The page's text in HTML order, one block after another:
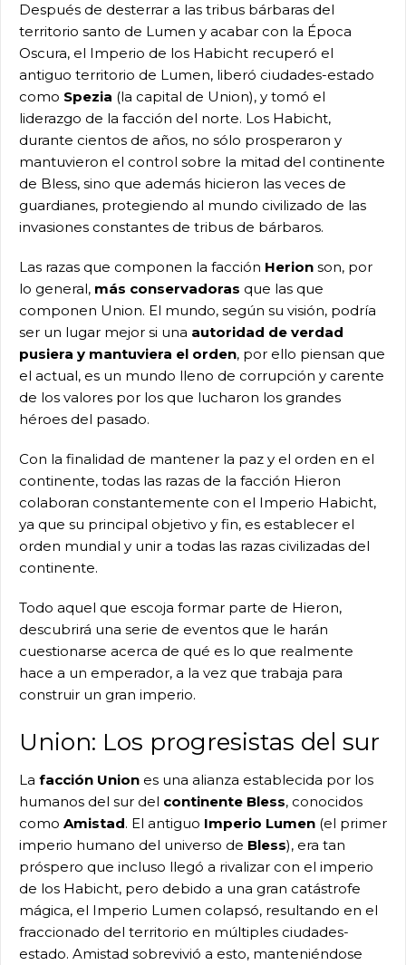
Después de desterrar a las tribus bárbaras del
territorio santo de Lumen y acabar con la Época
Oscura, el Imperio de los Habicht recuperó el
antiguo territorio de Lumen, liberó ciudades-estado
como Spezia (la capital de Union), y tomó el
liderazgo de la facción del norte. Los Habicht,
durante cientos de años, no sólo prosperaron y
mantuvieron el control sobre la mitad del continente
de Bless, sino que además hicieron las veces de
guardianes, protegiendo al mundo civilizado de las
invasiones constantes de tribus de bárbaros.
Las razas que componen la facción Herion son, por
lo general, más conservadoras que las que
componen Union. El mundo, según su visión, podría
ser un lugar mejor si una autoridad de verdad
pusiera y mantuviera el orden, por ello piensan que
el actual, es un mundo lleno de corrupción y carente
de los valores por los que lucharon los grandes
héroes del pasado.
Con la finalidad de mantener la paz y el orden en el
continente, todas las razas de la facción Hieron
colaboran constantemente con el Imperio Habicht,
ya que su principal objetivo y fin, es establecer el
orden mundial y unir a todas las razas civilizadas del
continente.
Todo aquel que escoja formar parte de Hieron,
descubrirá una serie de eventos que le harán
cuestionarse acerca de qué es lo que realmente
hace a un emperador, a la vez que trabaja para
construir un gran imperio.
Union: Los progresistas del sur
La facción Union es una alianza establecida por los
humanos del sur del continente Bless, conocidos
como Amistad. El antiguo Imperio Lumen (el primer
imperio humano del universo de Bless), era tan
próspero que incluso llegó a rivalizar con el imperio
de los Habicht, pero debido a una gran catástrofe
mágica, el Imperio Lumen colapsó, resultando en el
fraccionado del territorio en múltiples ciudades-
estado. Amistad sobrevivió a esto, manteniéndose